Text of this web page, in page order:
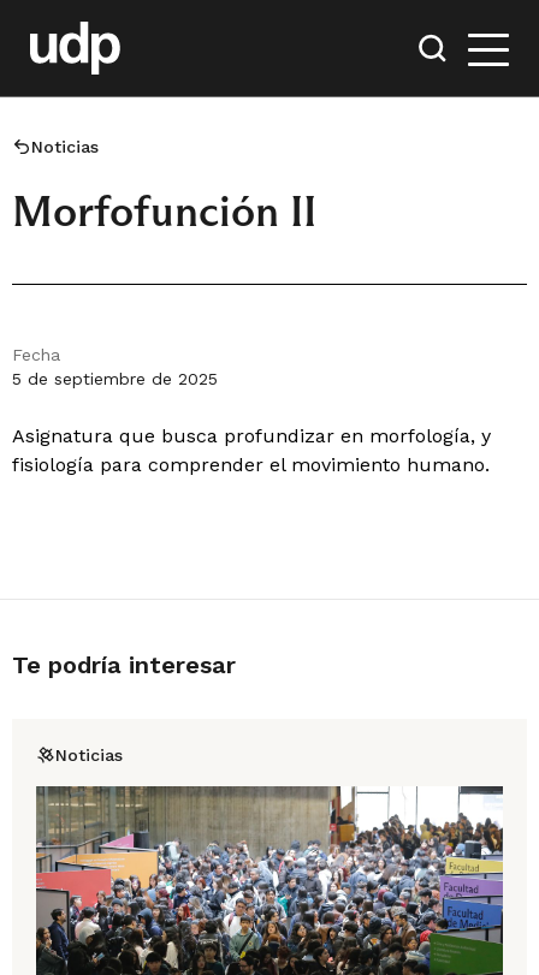
Noticias
Morfofunción II
Fecha
5 de septiembre de 2025
Asignatura que busca profundizar en morfología, y
fisiología para comprender el movimiento humano.
Te podría interesar
Noticias